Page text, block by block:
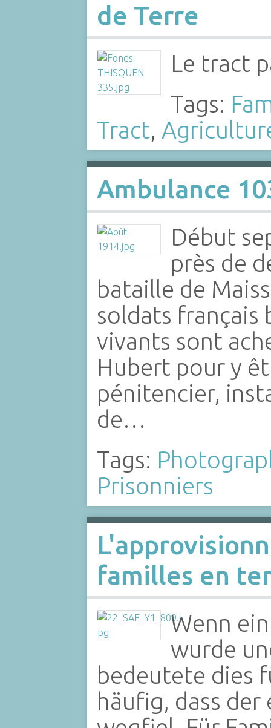
de Terre
Le tract
Tags:
Tract,
Ambulance
Début
près de
bataille de
soldats français
vivants sont
Hubert pour y
pénitencier,
de…
Tags:
Prisonniers
familles en
Wenn
wurde
bedeutete dies
häufig, dass